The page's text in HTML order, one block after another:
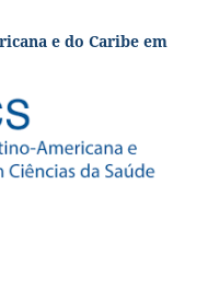
e do Caribe em